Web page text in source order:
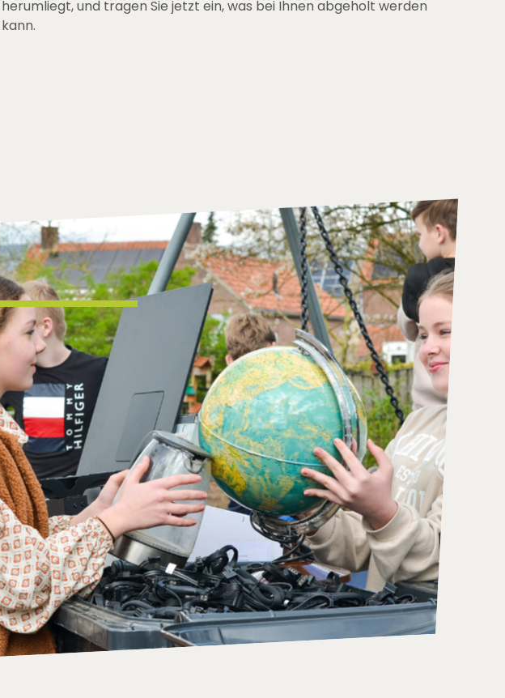
herumliegt, und tragen Sie jetzt ein, was bei Ihnen abgeholt werden
kann.